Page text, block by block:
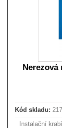
Nerezová
Kód skladu:
Instalační